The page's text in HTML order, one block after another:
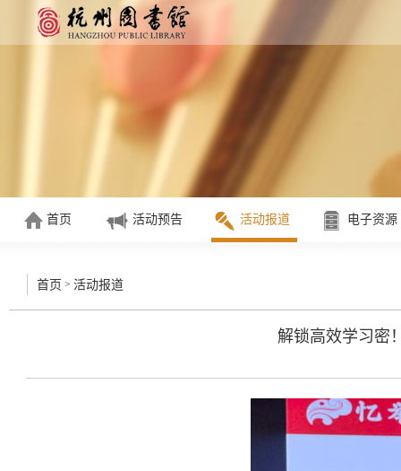
首页 活动预告 活动报道 电子资源
首页 > 活动报道
解锁高效学习密